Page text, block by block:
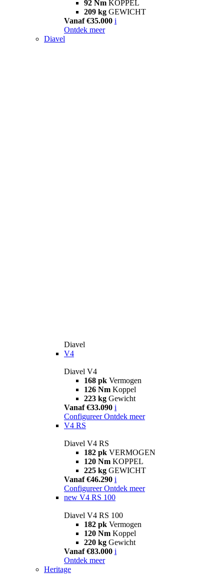
92 Nm KOPPEL
209 kg GEWICHT
Vanaf €35.000 i
Ontdek meer
Diavel
Diavel
V4
Diavel V4
168 pk Vermogen
126 Nm Koppel
223 kg Gewicht
Vanaf €33.090 i
Configureer Ontdek meer
V4 RS
Diavel V4 RS
182 pk VERMOGEN
120 Nm KOPPEL
225 kg GEWICHT
Vanaf €46.290 i
Configureer Ontdek meer
new V4 RS 100
Diavel V4 RS 100
182 pk Vermogen
120 Nm Koppel
220 kg Gewicht
Vanaf €83.000 i
Ontdek meer
Heritage